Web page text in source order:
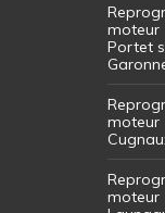
moteur
Portet
moteur
moteur